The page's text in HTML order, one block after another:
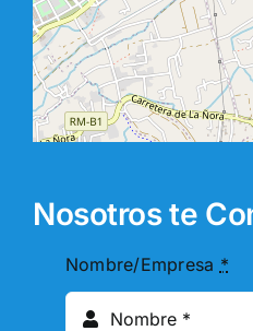
Nosotros te
Nombre/Empresa *